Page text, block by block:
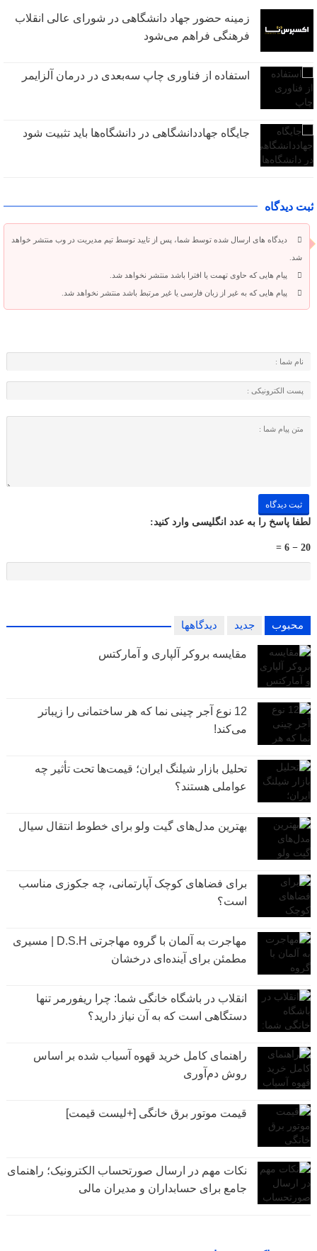
زمینه حضور جهاد دانشگاهی در شورای عالی انقلاب
فرهنگی فراهم می‌شود
استفاده از فناوری چاپ سه‌بعدی در درمان آلزایمر
جایگاه جهاددانشگاهی در دانشگاه‌ها باید تثبیت شود
ثبت دیدگاه
دیدگاه های ارسال شده توسط شما، پس از تایید توسط تیم مدیریت در وب منتشر خواهد
شد.
پیام هایی که حاوی تهمت یا افترا باشد منتشر نخواهد شد.
پیام هایی که به غیر از زبان فارسی یا غیر مرتبط باشد منتشر نخواهد شد.
لطفا پاسخ را به عدد انگلیسی وارد کنید:
20 − 6 =
محبوب جدید دیدگاهها
مقایسه بروکر آلپاری و آمارکتس
12 نوع آجر چینی نما که هر ساختمانی را زیباتر
می‌کند!
تحلیل بازار شیلنگ ایران؛ قیمت‌ها تحت تأثیر چه
عواملی هستند؟
بهترین مدل‌های گیت ولو برای خطوط انتقال سیال
برای فضاهای کوچک آپارتمانی، چه جکوزی مناسب
است؟
مهاجرت به آلمان با گروه مهاجرتی D.S.H | مسیری
مطمئن برای آینده‌ای درخشان
انقلاب در باشگاه خانگی شما: چرا ریفورمر تنها
دستگاهی است که به آن نیاز دارید؟
راهنمای کامل خرید قهوه آسیاب شده بر اساس
روش دم‌آوری
قیمت موتور برق خانگی [+لیست قیمت]
نکات مهم در ارسال صورتحساب الکترونیک؛ راهنمای
جامع برای حسابداران و مدیران مالی